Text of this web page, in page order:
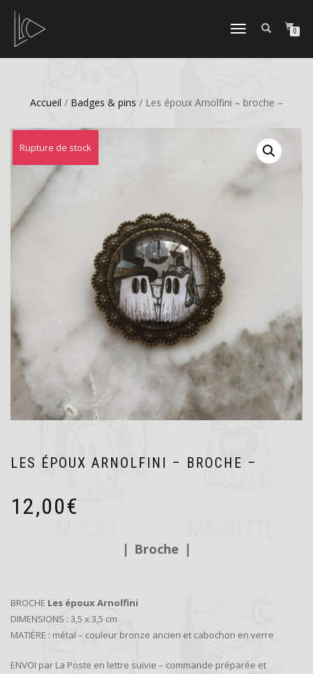
DÉPLIER
NAVIGATION
0
Accueil / Badges & pins / Les époux Arnolfini – broche –
Rupture de stock
LES ÉPOUX ARNOLFINI – BROCHE –
12,00€
❘ Broche ❘
BROCHE Les époux Arnolfini
DIMENSIONS : 3,5 x 3,5 cm
MATIÈRE : métal – couleur bronze ancien et cabochon en verre
ENVOI par La Poste en lettre suivie – commande préparée et